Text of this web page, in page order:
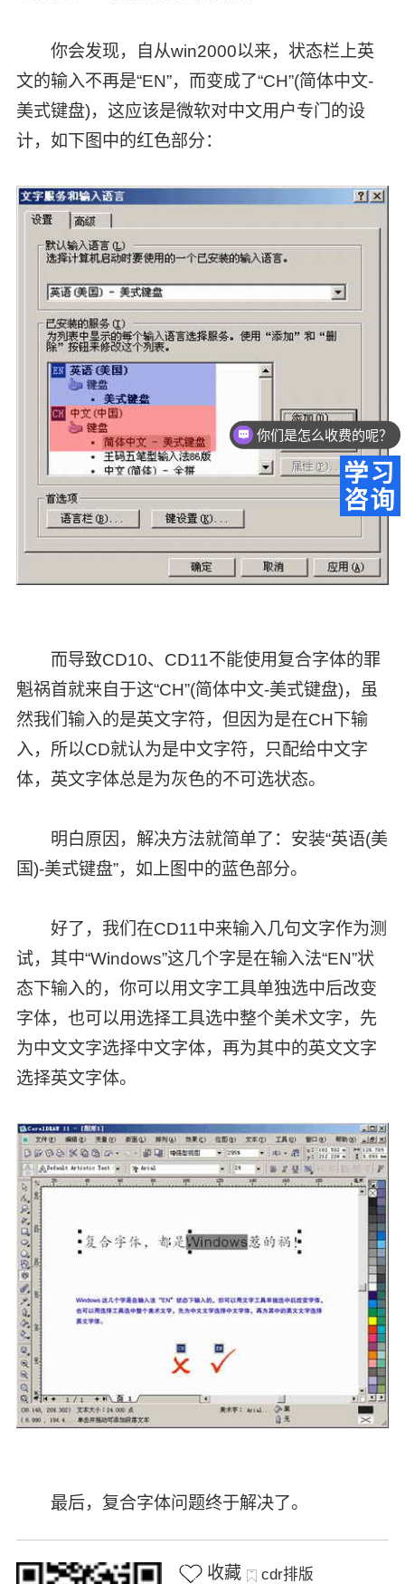
你会发现，自从win2000以来，状态栏上英
文的输入不再是“EN”，而变成了“CH”(简体中文-
美式键盘)，这应该是微软对中文用户专门的设
计，如下图中的红色部分：
而导致CD10、CD11不能使用复合字体的罪
魁祸首就来自于这“CH”(简体中文-美式键盘)，虽
然我们输入的是英文字符，但因为是在CH下输
入，所以CD就认为是中文字符，只配给中文字
体，英文字体总是为灰色的不可选状态。
明白原因，解决方法就简单了：安装“英语(美
国)-美式键盘”，如上图中的蓝色部分。
好了，我们在CD11中来输入几句文字作为测
试，其中“Windows”这几个字是在输入法“EN”状
态下输入的，你可以用文字工具单独选中后改变
字体，也可以用选择工具选中整个美术文字，先
为中文文字选择中文字体，再为其中的英文文字
选择英文字体。
最后，复合字体问题终于解决了。
收藏 cdr排版
你们是怎么收费的呢？